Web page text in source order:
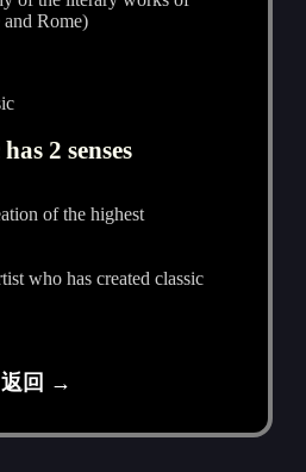
and Rome)
2 senses
of the highest
who has created classic
返回 →